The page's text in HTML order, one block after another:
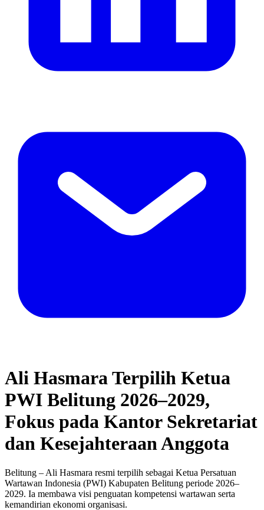
Ali Hasmara Terpilih Ketua
PWI Belitung 2026–2029,
Fokus pada Kantor Sekretariat
dan Kesejahteraan Anggota
Belitung – ‎Ali Hasmara resmi terpilih sebagai Ketua Persatuan
Wartawan Indonesia (PWI) Kabupaten Belitung periode 2026–
2029. Ia membawa visi penguatan kompetensi wartawan serta
kemandirian ekonomi organisasi.